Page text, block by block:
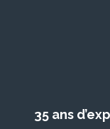
35 ans